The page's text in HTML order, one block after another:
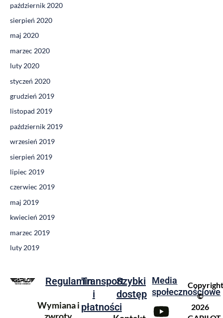
październik 2020
sierpień 2020
maj 2020
marzec 2020
luty 2020
styczeń 2020
grudzień 2019
listopad 2019
październik 2019
wrzesień 2019
sierpień 2019
lipiec 2019
czerwiec 2019
maj 2019
kwiecień 2019
marzec 2019
luty 2019
Regulamin
Wymiana i
Transport
i
płatności
Szybki
dostęp
Media
społecznościowe
Copyright
©
2026